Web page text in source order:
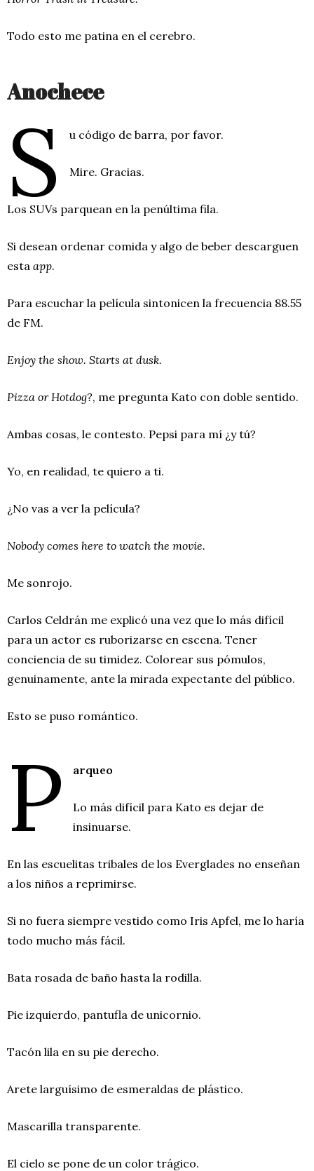
Todo esto me patina en el cerebro.
Anochece
S u código de barra, por favor.
Mire. Gracias.
Los SUVs parquean en la penúltima fila.
Si desean ordenar comida y algo de beber descarguen
esta app.
Para escuchar la película sintonicen la frecuencia 88.55
de FM.
Enjoy the show. Starts at dusk.
Pizza or Hotdog?, me pregunta Kato con doble sentido.
Ambas cosas, le contesto. Pepsi para mí ¿y tú?
Yo, en realidad, te quiero a ti.
¿No vas a ver la película?
Nobody comes here to watch the movie.
Me sonrojo.
Carlos Celdrán me explicó una vez que lo más difícil
para un actor es ruborizarse en escena. Tener
conciencia de su timidez. Colorear sus pómulos,
genuinamente, ante la mirada expectante del público.
Esto se puso romántico.
P arqueo
Lo más difícil para Kato es dejar de
insinuarse.
En las escuelitas tribales de los Everglades no enseñan
a los niños a reprimirse.
Si no fuera siempre vestido como Iris Apfel, me lo haría
todo mucho más fácil.
Bata rosada de baño hasta la rodilla.
Pie izquierdo, pantufla de unicornio.
Tacón lila en su pie derecho.
Arete larguísimo de esmeraldas de plástico.
Mascarilla transparente.
El cielo se pone de un color trágico.